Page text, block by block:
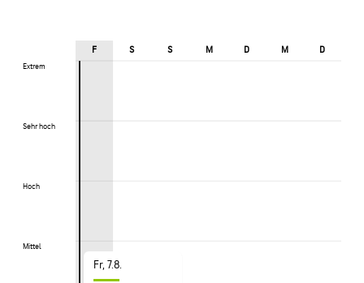
Extrem
Sehr hoch
Hoch
Mittel
F S S M D M D
Extrem
Sehr hoch
Hoch
Mittel
Fr, 7.8.